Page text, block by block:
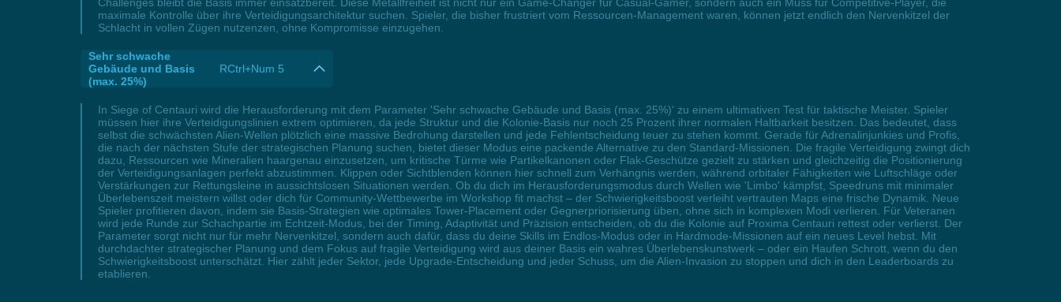
maximale Kontrolle über ihre Verteidigungsarchitektur suchen. Spieler, die bisher frustriert vom Ressourcen-Management waren, können jetzt endlich den Nervenkitzel der
Schlacht in vollen Zügen nutzenzen, ohne Kompromisse einzugehen.
Sehr schwache
Gebäude und Basis
(max. 25%)
RCtrl+Num 5
In Siege of Centauri wird die Herausforderung mit dem Parameter 'Sehr schwache Gebäude und Basis (max. 25%)' zu einem ultimativen Test für taktische Meister. Spieler
müssen hier ihre Verteidigungslinien extrem optimieren, da jede Struktur und die Kolonie-Basis nur noch 25 Prozent ihrer normalen Haltbarkeit besitzen. Das bedeutet, dass
selbst die schwächsten Alien-Wellen plötzlich eine massive Bedrohung darstellen und jede Fehlentscheidung teuer zu stehen kommt. Gerade für Adrenalinjunkies und Profis,
die nach der nächsten Stufe der strategischen Planung suchen, bietet dieser Modus eine packende Alternative zu den Standard-Missionen. Die fragile Verteidigung zwingt dich
dazu, Ressourcen wie Mineralien haargenau einzusetzen, um kritische Türme wie Partikelkanonen oder Flak-Geschütze gezielt zu stärken und gleichzeitig die Positionierung
der Verteidigungsanlagen perfekt abzustimmen. Klippen oder Sichtblenden können hier schnell zum Verhängnis werden, während orbitaler Fähigkeiten wie Luftschläge oder
Verstärkungen zur Rettungsleine in aussichtslosen Situationen werden. Ob du dich im Herausforderungsmodus durch Wellen wie 'Limbo' kämpfst, Speedruns mit minimaler
Überlebenszeit meistern willst oder dich für Community-Wettbewerbe im Workshop fit machst – der Schwierigkeitsboost verleiht vertrauten Maps eine frische Dynamik. Neue
Spieler profitieren davon, indem sie Basis-Strategien wie optimales Tower-Placement oder Gegnerpriorisierung üben, ohne sich in komplexen Modi verlieren. Für Veteranen
wird jede Runde zur Schachpartie im Echtzeit-Modus, bei der Timing, Adaptivität und Präzision entscheiden, ob du die Kolonie auf Proxima Centauri rettest oder verlierst. Der
Parameter sorgt nicht nur für mehr Nervenkitzel, sondern auch dafür, dass du deine Skills im Endlos-Modus oder in Hardmode-Missionen auf ein neues Level hebst. Mit
durchdachter strategischer Planung und dem Fokus auf fragile Verteidigung wird aus deiner Basis ein wahres Überlebenskunstwerk – oder ein Haufen Schrott, wenn du den
Schwierigkeitsboost unterschätzt. Hier zählt jeder Sektor, jede Upgrade-Entscheidung und jeder Schuss, um die Alien-Invasion zu stoppen und dich in den Leaderboards zu
etablieren.